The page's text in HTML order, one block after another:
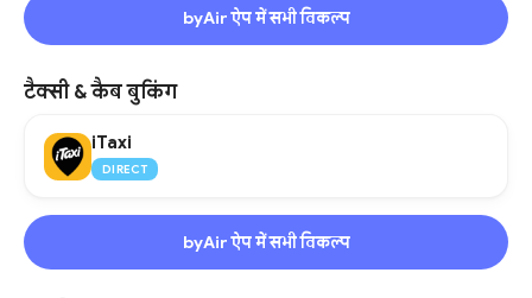
byAir ऐप में सभी विकल्प
टैक्सी & कैब बुकिंग
iTaxi
DIRECT
byAir ऐप में सभी विकल्प